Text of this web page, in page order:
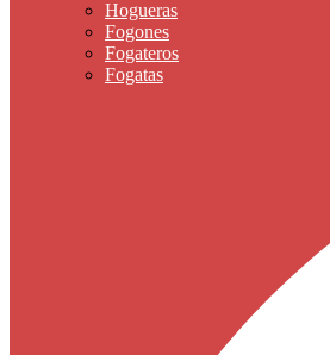
Hogueras
Fogones
Fogateros
Fogatas